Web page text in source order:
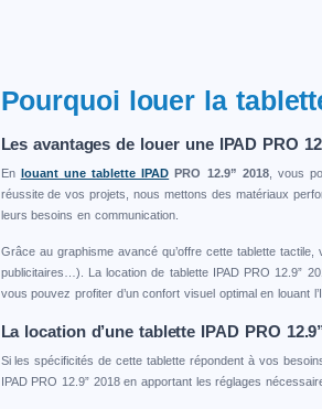
Pourquoi louer la
Les avantages de louer une IPAD PRO
En louant une tablette IPAD PRO 12.9” 2018, vous
réussite de vos projets, nous mettons des matériaux
leurs besoins en communication.
Grâce au graphisme avancé qu’offre cette tablette
publicitaires…). La location de tablette IPAD PRO 12.9”
vous pouvez profiter d’un confort visuel optimal en louant
La location d’une tablette IPAD PRO
Si les spécificités de cette tablette répondent à vos
IPAD PRO 12.9” 2018 en apportant les réglages